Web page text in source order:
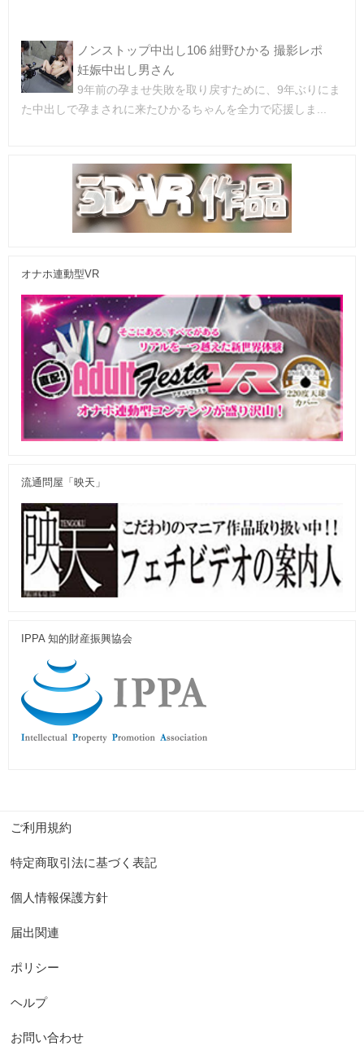
ノンストップ中出し106 紺野ひかる 撮影レポ
妊娠中出し男さん
9年前の孕ませ失敗を取り戻すために、9年ぶりにま
た中出しで孕まされに来たひかるちゃんを全力で応援しま...
オナホ連動型VR
流通問屋「映天」
IPPA 知的財産振興協会
ご利用規約
特定商取引法に基づく表記
個人情報保護方針
届出関連
ポリシー
ヘルプ
お問い合わせ